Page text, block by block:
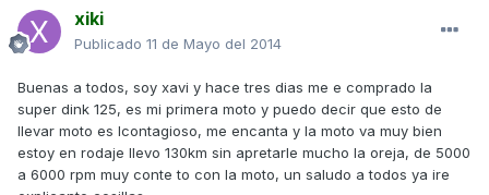
xiki
Publicado 11 de Mayo del 2014
Buenas a todos, soy xavi y hace tres dias me e comprado la
super dink 125, es mi primera moto y puedo decir que esto de
llevar moto es lcontagioso, me encanta y la moto va muy bien
estoy en rodaje llevo 130km sin apretarle mucho la oreja, de 5000
a 6000 rpm muy conte to con la moto, un saludo a todos ya ire